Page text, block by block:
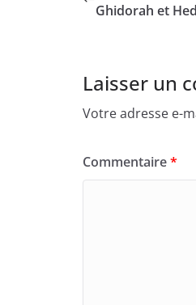
Ghidorah et
Laisser un
Votre adresse e-
Commentaire*